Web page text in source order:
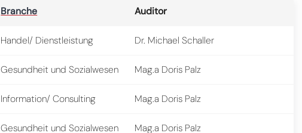
Branche Auditor
Handel/ Dienstleistung Dr. Michael Schaller
Gesundheit und Sozialwesen Mag.a Doris Palz
Information/ Consulting Mag.a Doris Palz
Gesundheit und Sozialwesen Mag.a Doris Palz